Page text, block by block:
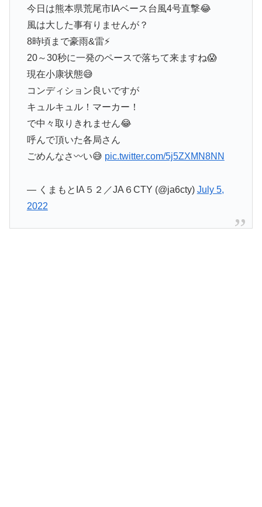
今日は熊本県荒尾市IAベース台風4号直撃😂
風は大した事有りませんが？
8時頃まで豪雨&雷⚡
20～30秒に一発のペースで落ちて来ますね😱
現在小康状態😅
コンディション良いですが
キュルキュル！マーカー！
で中々取りきれません😂
呼んで頂いた各局さん
ごめんなさ〰️い😅 pic.twitter.com/5j5ZXMN8NN
— くまもとIA５２／JA６CTY (@ja6cty) July 5,
2022